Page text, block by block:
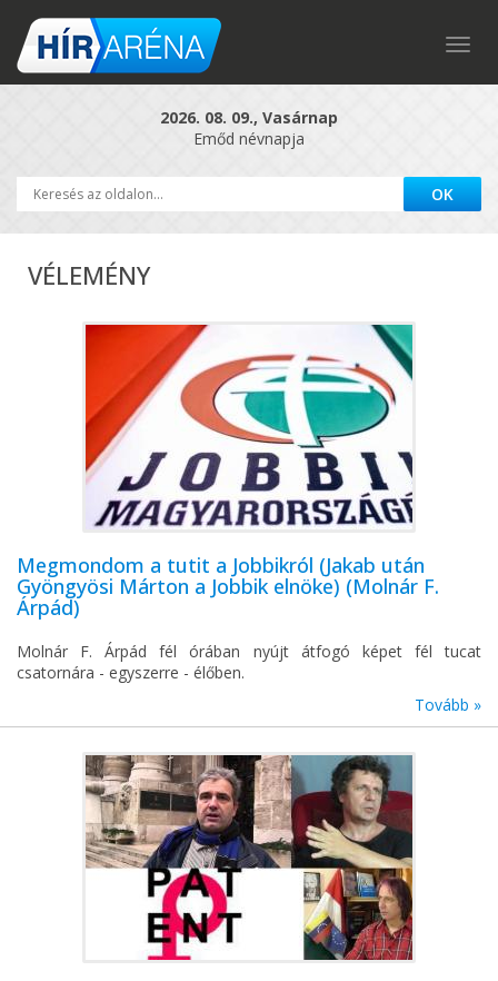
2026. 08. 09., Vasárnap
Emőd névnapja
VÉLEMÉNY
Megmondom a tutit a Jobbikról (Jakab után
Gyöngyösi Márton a Jobbik elnöke) (Molnár F.
Árpád)
Molnár F. Árpád fél órában nyújt átfogó képet fél tucat
csatornára - egyszerre - élőben.
Tovább »